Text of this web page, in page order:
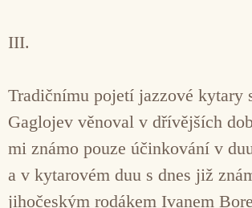
III.
Tradičnímu pojetí jazzové kytary
Gaglojev věnoval v dřívějších
mi známo pouze účinkování v
a v kytarovém duu s dnes již
jihočeským rodákem Ivanem